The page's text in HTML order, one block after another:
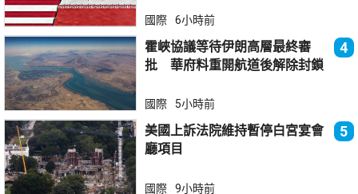
國際 6小時前
霍峽協議等待伊朗高層最終審
批 華府料重開航道後解除封鎖
4
國際 5小時前
美國上訴法院維持暫停白宮宴會
廳項目
5
國際 9小時前